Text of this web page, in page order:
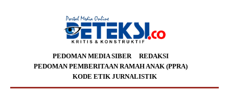
PEDOMAN MEDIA SIBER
REDAKSI
PEDOMAN PEMBERITAAN RAMAH ANAK (PPRA)
KODE ETIK JURNALISTIK